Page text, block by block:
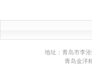
地址：青岛市李
青岛金洋